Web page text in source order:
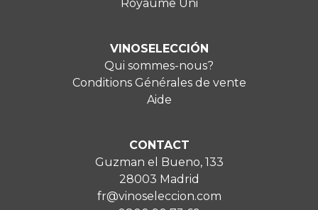
Royaume Uni
VINOSELECCIÓN
Qui sommes-nous?
Conditions Générales de vente
Aide
CONTACT
Guzman el Bueno, 133
28003 Madrid
fr@vinoseleccion.com